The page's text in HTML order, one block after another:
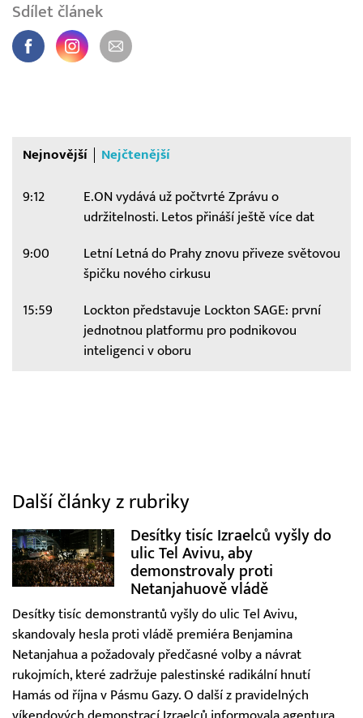
Sdílet článek
Nejnovější Nejčtenější
9:12
E.ON vydává už počtvrté Zprávu o
udržitelnosti. Letos přináší ještě více dat
9:00
Letní Letná do Prahy znovu přiveze světovou
špičku nového cirkusu
15:59
Lockton představuje Lockton SAGE: první
jednotnou platformu pro podnikovou
inteligenci v oboru
Další články z rubriky
Desítky tisíc Izraelců vyšly do
ulic Tel Avivu, aby
demonstrovaly proti
Netanjahuově vládě
Desítky tisíc demonstrantů vyšly do ulic Tel Avivu,
skandovaly hesla proti vládě premiéra Benjamina
Netanjahua a požadovaly předčasné volby a návrat
rukojmích, které zadržuje palestinské radikální hnutí
Hamás od října v Pásmu Gazy. O další z pravidelných